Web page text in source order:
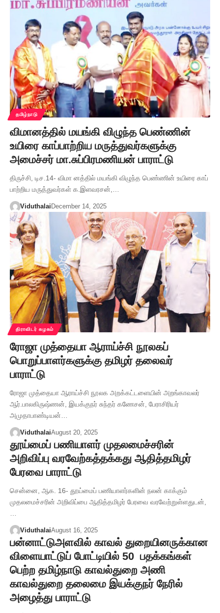
தமிழ்நாடு
விமானத்தில் மயங்கி விழுந்த பெண்ணின்
உயிரை காப்பாற்றிய மருத்துவர்களுக்கு
அமைச்சர் மா.சுப்பிரமணியன் பாராட்டு
திருச்சி, டிச.14- விமா னத்தில் மயங்கி விழுந்த பெண்ணின் உயிரை காப்
பாற்றிய மருத்துவர்கள் க.இளவரசன்,…
Viduthalai December 14, 2025
திராவிடர் கழகம்
ரோஜா முத்தையா ஆராய்ச்சி நூலகப்
பொறுப்பாளர்களுக்கு தமிழர் தலைவர்
பாராட்டு
ரோஜா முத்தையா ஆராய்ச்சி நூலக அறக்கட்டளையின் அறங்காவலர்
ஆர்.பாலகிருஷ்ணன், இயக்குநர் சுந்தர் கணேசன், பேராசிரியர்
அமுதாபாண்டியன்…
ViduthalaiAugust 20, 2025
தூய்மைப் பணியாளர் முதலமைச்சரின்
அறிவிப்பு வரவேற்கத்தக்கது ஆதித்தமிழர்
பேரவை பாராட்டு
சென்னை, ஆக. 16- தூய்மைப் பணியாளர்களின் நலன் காக்கும்
முதலமைச்சரின் அறிவிப்பை ஆதித்தமிழர் பேரவை வரவேற்றுள்ளதுடன்,
ViduthalaiAugust 16, 2025
பன்னாட்டுஅளவில் காவல் துறையினருக்கான
விளையாட்டுப் போட்டியில் 50 பதக்கங்கள்
பெற்ற தமிழ்நாடு காவல்துறை அணி
காவல்துறை தலைமை இயக்குநர் நேரில்
அழைத்து பாராட்டு